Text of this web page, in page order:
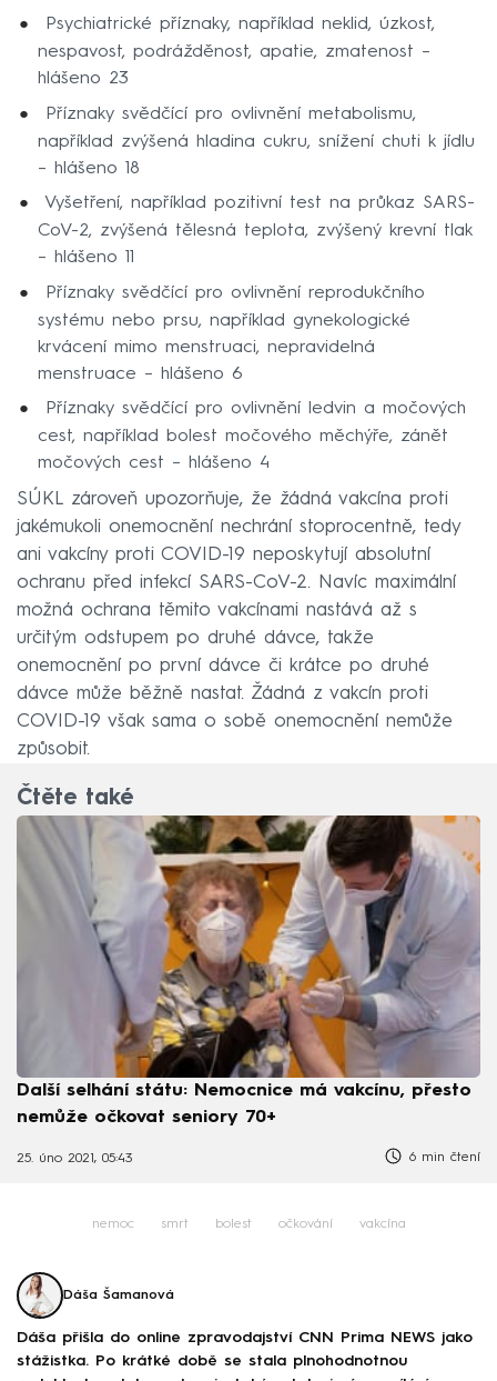
Psychiatrické příznaky, například neklid, úzkost,
nespavost, podrážděnost, apatie, zmatenost –
hlášeno 23
Příznaky svědčící pro ovlivnění metabolismu,
například zvýšená hladina cukru, snížení chuti k jídlu
– hlášeno 18
Vyšetření, například pozitivní test na průkaz SARS-
CoV-2, zvýšená tělesná teplota, zvýšený krevní tlak
– hlášeno 11
Příznaky svědčící pro ovlivnění reprodukčního
systému nebo prsu, například gynekologické
krvácení mimo menstruaci, nepravidelná
menstruace – hlášeno 6
Příznaky svědčící pro ovlivnění ledvin a močových
cest, například bolest močového měchýře, zánět
močových cest – hlášeno 4
SÚKL zároveň upozorňuje, že žádná vakcína proti
jakémukoli onemocnění nechrání stoprocentně, tedy
ani vakcíny proti COVID-19 neposkytují absolutní
ochranu před infekcí SARS-CoV-2. Navíc maximální
možná ochrana těmito vakcínami nastává až s
určitým odstupem po druhé dávce, takže
onemocnění po první dávce či krátce po druhé
dávce může běžně nastat. Žádná z vakcín proti
COVID-19 však sama o sobě onemocnění nemůže
způsobit.
Čtěte také
Další selhání státu: Nemocnice má vakcínu, přesto
nemůže očkovat seniory 70+
25. úno 2021, 05:43 6 min čtení
nemoc smrt bolest očkování vakcína
Dáša Šamanová
Dáša přišla do online zpravodajství CNN Prima NEWS jako
stážistka. Po krátké době se stala plnohodnotnou